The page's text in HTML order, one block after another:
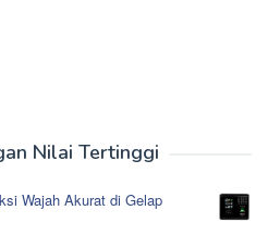
Nilai Tertinggi
Wajah Akurat di Gelap